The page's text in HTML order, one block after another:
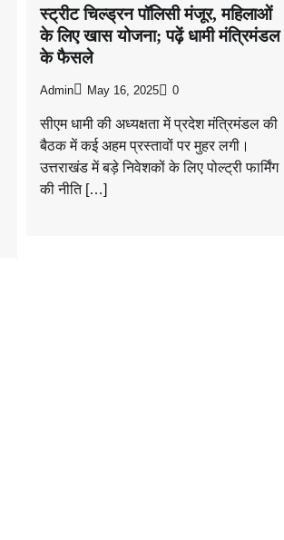
स्ट्रीट चिल्ड्रन पॉलिसी मंजूर, महिलाओं
के लिए खास योजना; पढ़ें धामी मंत्रिमंडल
के फैसले
Admin May 16, 2025 0
सीएम धामी की अध्यक्षता में प्रदेश मंत्रिमंडल की
बैठक में कई अहम प्रस्तावों पर मुहर लगी।
उत्तराखंड में बड़े निवेशकों के लिए पोल्ट्री फार्मिंग
की नीति […]